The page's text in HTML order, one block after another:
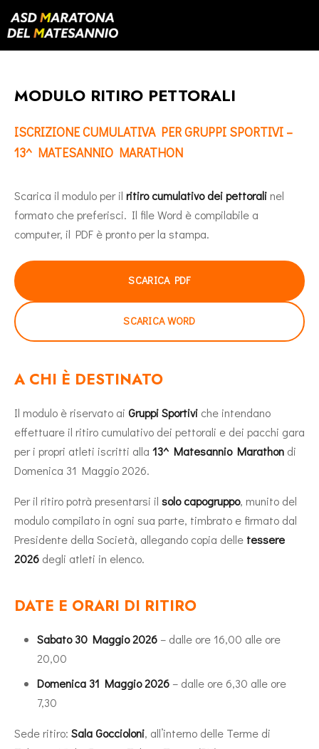
MODULO RITIRO PETTORALI
ISCRIZIONE CUMULATIVA PER GRUPPI SPORTIVI –
13^ MATESANNIO MARATHON
Scarica il modulo per il ritiro cumulativo dei pettorali nel
formato che preferisci. Il file Word è compilabile a
computer, il PDF è pronto per la stampa.
SCARICA PDF
SCARICA WORD
A CHI È DESTINATO
Il modulo è riservato ai Gruppi Sportivi che intendano
effettuare il ritiro cumulativo dei pettorali e dei pacchi gara
per i propri atleti iscritti alla 13^ Matesannio Marathon di
Domenica 31 Maggio 2026.
Per il ritiro potrà presentarsi il solo capogruppo, munito del
modulo compilato in ogni sua parte, timbrato e firmato dal
Presidente della Società, allegando copia delle tessere
2026 degli atleti in elenco.
DATE E ORARI DI RITIRO
Sabato 30 Maggio 2026 – dalle ore 16,00 alle ore
20,00
Domenica 31 Maggio 2026 – dalle ore 6,30 alle ore
7,30
Sede ritiro: Sala Goccioloni, all’interno delle Terme di